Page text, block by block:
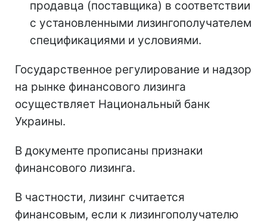
продавца (поставщика) в соответствии
с установленными лизингополучателем
спецификациями и условиями.
Государственное регулирование и надзор
на рынке финансового лизинга
осуществляет Национальный банк
Украины.
В документе прописаны признаки
финансового лизинга.
В частности, лизинг считается
финансовым, если к лизингополучателю